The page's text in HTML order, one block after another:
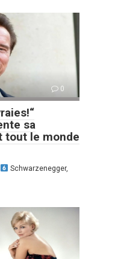
0
sa
tout le monde
Schwarzenegger,